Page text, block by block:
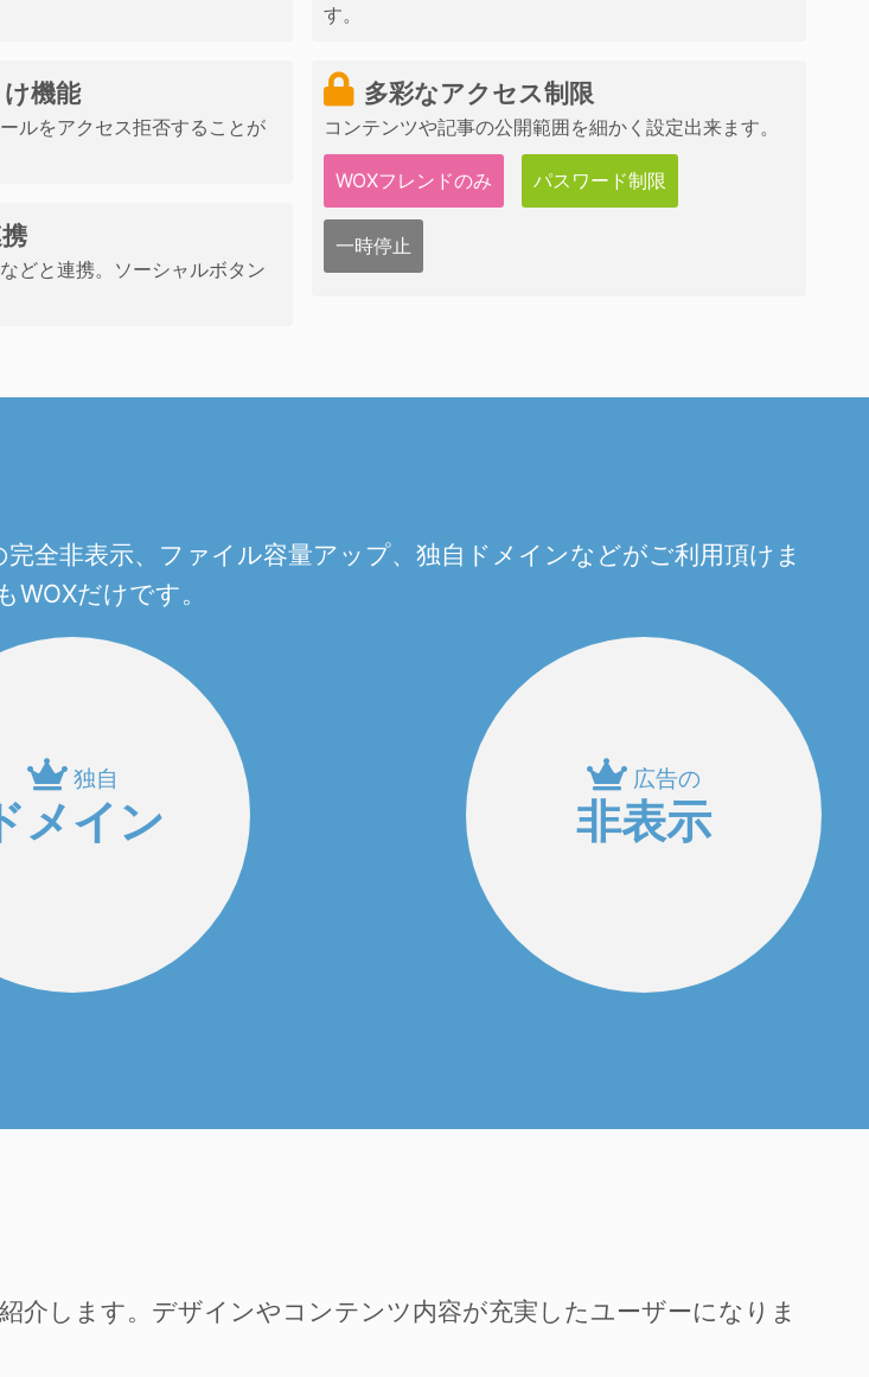
機能
ルをアクセス拒否することが
どと連携。ソーシャルボタン
す。
多彩なアクセス制限
コンテンツや記事の公開範囲を細かく設定出来ます。
WOXフレンドのみ パスワード制限
一時停止
全非表示、ファイル容量アップ、独自ドメインなどがご利用頂けま
だけです。
独自
メイン
広告の
非表示
介します。デザインやコンテンツ内容が充実したユーザーになりま